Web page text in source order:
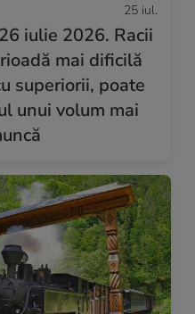
25 iul.
iulie 2026. Racii
mai dificilă
superiorii, poate
unui volum mai